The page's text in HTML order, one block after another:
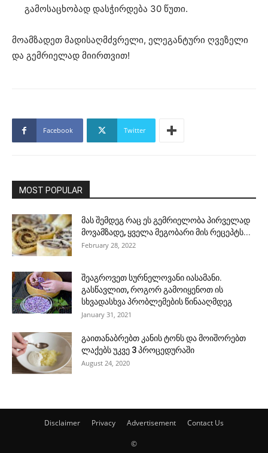
გამოსაცხობად დასჭირდება 30 წუთი.
მოამზადეთ მადისაღმძვრელი, ელეგანტური ღვეზელი
და გემრიელად მიირთვით!
Facebook Twitter
MOST POPULAR
მას შემდეგ რაც ეს გემრიელობა პირველად
მოვამზადე, ყველა მეგობარი მის რეცეპტს...
February 28, 2022
შეაგროვეთ სურნელოვანი იასამანი.
გასწავლით, როგორ გამოიყენოთ ის
სხვადასხვა პრობლემების წინააღმდეგ
January 31, 2021
გაითანაბრებთ კანის ტონს და მოიშორებთ
ლაქებს უკვე 3 პროცედურაში
August 24, 2020
Disclaimer Privacy Advertisement Contact Us
©